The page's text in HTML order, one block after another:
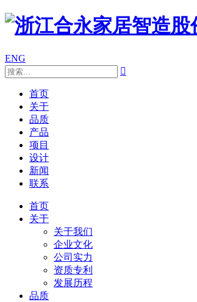
ENG

首页
关于
品质
产品
项目
设计
新闻
联系
首页
关于
关于我们
企业文化
公司实力
资质专利
发展历程
品质